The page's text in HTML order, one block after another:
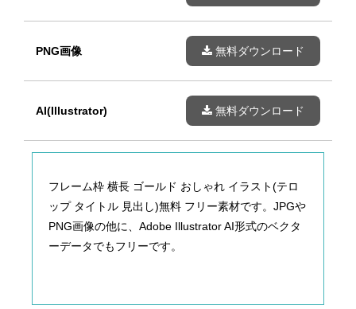
PNG画像 無料ダウンロード
AI(Illustrator) 無料ダウンロード
フレーム枠 横長 ゴールド おしゃれ イラスト(テロ
ップ タイトル 見出し)無料 フリー素材です。JPGや
PNG画像の他に、Adobe Illustrator AI形式のベクタ
ーデータでもフリーです。